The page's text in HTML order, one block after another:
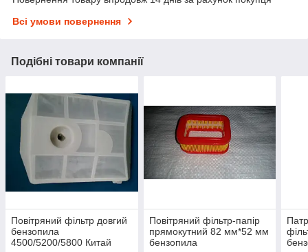
Всі умови повернення
Подібні товари компанії
Повітряний фільтр довгий
бензопила
4500/5200/5800 Китай
Повітряний фільтр-папір
прямокутний 82 мм*52 мм
бензопила